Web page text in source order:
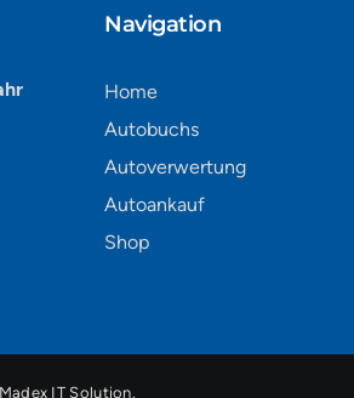
Navigation​
Home
Autobuchs
Autoverwertung
Autoankauf
Shop
Madex IT Solution.